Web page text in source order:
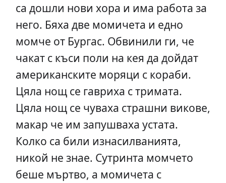
са дошли нови хора и има работа за
него. Бяха две момичета и едно
момче от Бургас. Обвинили ги, че
чакат с къси поли на кея да дойдат
американските моряци с кораби.
Цяла нощ се гавриха с тримата.
Цяла нощ се чуваха страшни викове,
макар че им запушваха устата.
Колко са били изнасилванията,
никой не знае. Сутринта момчето
беше мъртво, а момичета с